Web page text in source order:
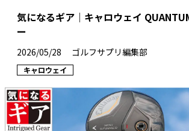
気になるギア｜キャロウェイ
ー
2026/05/28 ゴルフサプリ編集部
キャロウェイ